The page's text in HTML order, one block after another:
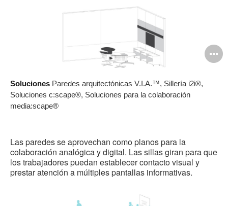
Soluciones Paredes arquitectónicas V.I.A.™, Sillería i2i®,
Soluciones c:scape®, Soluciones para la colaboración
media:scape®
Las paredes se aprovechan como planos para la
colaboración analógica y digital. Las sillas giran para que
los trabajadores puedan establecer contacto visual y
prestar atención a múltiples pantallas informativas.